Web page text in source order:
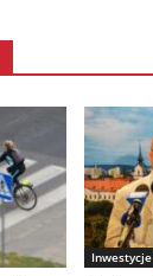
Inwestycje